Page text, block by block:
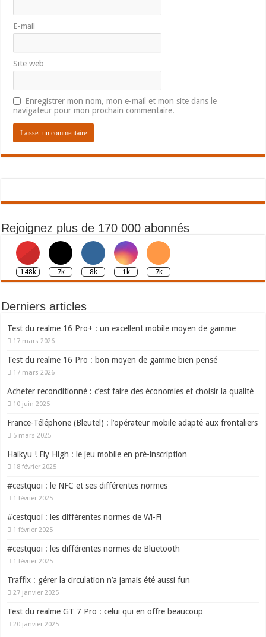
E-mail
Site web
Enregistrer mon nom, mon e-mail et mon site dans le
navigateur pour mon prochain commentaire.
Rejoignez plus de 170 000 abonnés
148k 7k 8k 1k 7k
Derniers articles
Test du realme 16 Pro+ : un excellent mobile moyen de gamme
17 mars 2026
Test du realme 16 Pro : bon moyen de gamme bien pensé
17 mars 2026
Acheter reconditionné : c’est faire des économies et choisir la qualité
10 juin 2025
France-Téléphone (Bleutel) : l’opérateur mobile adapté aux frontaliers
5 mars 2025
Haikyu ! Fly High : le jeu mobile en pré-inscription
18 février 2025
#cestquoi : le NFC et ses différentes normes
1 février 2025
#cestquoi : les différentes normes de Wi-Fi
1 février 2025
#cestquoi : les différentes normes de Bluetooth
1 février 2025
Traffix : gérer la circulation n’a jamais été aussi fun
27 janvier 2025
Test du realme GT 7 Pro : celui qui en offre beaucoup
20 janvier 2025